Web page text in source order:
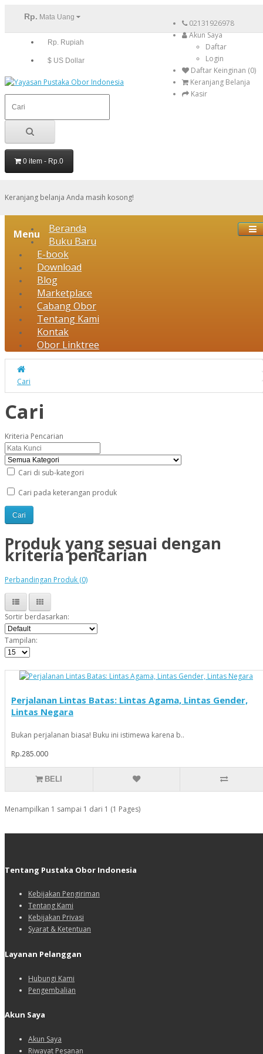
Rp. Mata Uang
Rp. Rupiah
$ US Dollar
02131926978
Akun Saya
Daftar
Login
Daftar Keinginan (0)
Keranjang Belanja
Kasir
0 item - Rp.0
Keranjang belanja Anda masih kosong!
Menu
Beranda
Buku Baru
E-book
Download
Blog
Marketplace
Cabang Obor
Tentang Kami
Kontak
Obor Linktree
Cari
Cari
Kriteria Pencarian
Cari di sub-kategori
Cari pada keterangan produk
Produk yang sesuai dengan
kriteria pencarian
Perbandingan Produk (0)
Sortir berdasarkan:
Tampilan:
Perjalanan Lintas Batas: Lintas Agama, Lintas Gender,
Lintas Negara
Bukan perjalanan biasa! Buku ini istimewa karena b..
Rp.285.000
BELI
Menampilkan 1 sampai 1 dari 1 (1 Pages)
Tentang Pustaka Obor Indonesia
Kebijakan Pengiriman
Tentang Kami
Kebijakan Privasi
Syarat & Ketentuan
Layanan Pelanggan
Hubungi Kami
Pengembalian
Akun Saya
Akun Saya
Riwayat Pesanan